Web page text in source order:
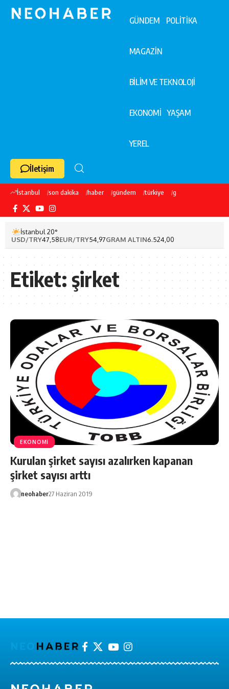
GÜNDEM POLİTİKA
MAGAZİN
BİLİM VE TEKNOLOJİ
EKONOMİ YAŞAM
YEREL
İletişim
İstanbul son dakika haber gündem türkiye galatasaray
İstanbul 20°
USD/TRY47,58EUR/TRY54,97GRAM ALTIN6.524,00
Etiket: şirket
EKONOMİ
Kurulan şirket sayısı azalırken kapanan
şirket sayısı arttı
neohaber27 Haziran 2019